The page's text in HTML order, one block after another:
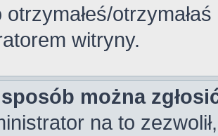
otrzymałeś/
witryny.
można
na to